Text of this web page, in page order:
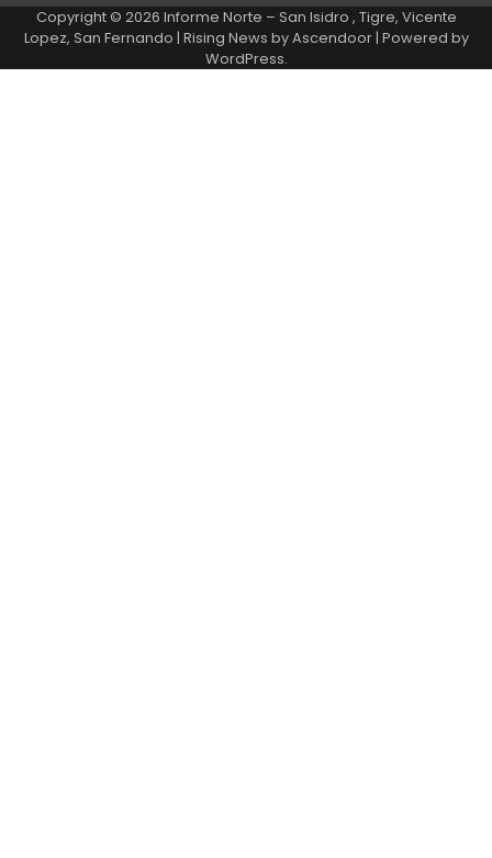
Copyright © 2026 Informe Norte – San Isidro , Tigre, Vicente
Lopez, San Fernando | Rising News byAscendoor| Powered by
WordPress.